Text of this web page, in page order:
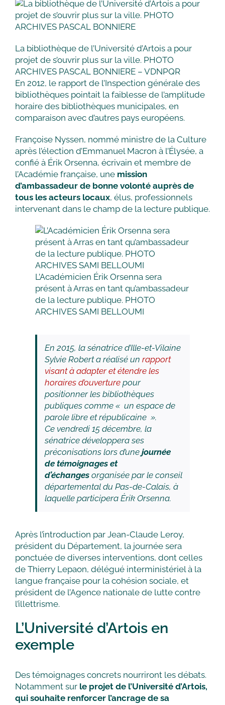
La bibliothèque de l’Université d’Artois a pour
projet de s’ouvrir plus sur la ville. PHOTO
ARCHIVES PASCAL BONNIERE – VDNPQR
En 2012, le rapport de l’Inspection générale des
bibliothèques pointait la faiblesse de l’amplitude
horaire des bibliothèques municipales, en
comparaison avec d’autres pays européens.
Françoise Nyssen, nommé ministre de la Culture
après l’élection d’Emmanuel Macron à l’Élysée, a
confié à Érik Orsenna, écrivain et membre de
l’Académie française, une mission
d’ambassadeur de bonne volonté auprès de
tous les acteurs locaux, élus, professionnels
intervenant dans le champ de la lecture publique.
L’Académicien Érik Orsenna sera
présent à Arras en tant qu’ambassadeur
de la lecture publique. PHOTO
ARCHIVES SAMI BELLOUMI
En 2015, la sénatrice d’Ille-et-Vilaine
Sylvie Robert a réalisé un rapport
visant à adapter et étendre les
horaires d’ouverture pour
positionner les bibliothèques
publiques comme « un espace de
parole libre et républicaine ».
Ce vendredi 15 décembre, la
sénatrice développera ses
préconisations lors d’une journée
de témoignages et
d’échanges organisée par le conseil
départemental du Pas-de-Calais, à
laquelle participera Érik Orsenna.
Après l’introduction par Jean-Claude Leroy,
président du Département, la journée sera
ponctuée de diverses interventions, dont celles
de Thierry Lepaon, délégué interministériel à la
langue française pour la cohésion sociale, et
président de l’Agence nationale de lutte contre
l’illettrisme.
L’Université d’Artois en
exemple
Des témoignages concrets nourriront les débats.
Notamment sur le projet de l’Université d’Artois,
qui souhaite renforcer l’ancrage de sa